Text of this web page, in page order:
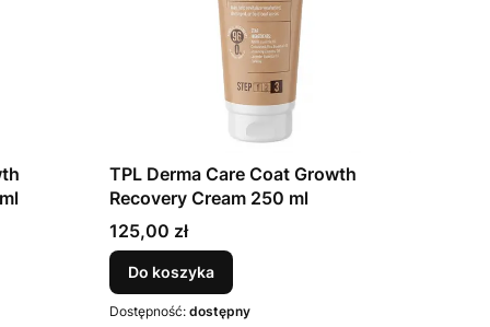
TPL Derma Care Coat Growth
Recovery Cream 250 ml
Cena
125,00 zł
Do koszyka
Dostępność: dostępny